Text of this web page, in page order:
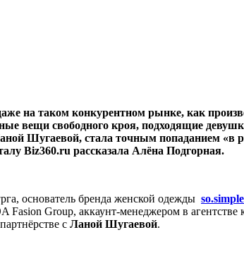
на таком конкурентном рынке, как
вещи свободного кроя, подходящие
Шугаевой, стала точным попаданием «в
Biz360.ru рассказала Алёна Подгорная.
основатель бренда женской одежды
Group, аккаунт-менеджером в
с Ланой Шугаевой.